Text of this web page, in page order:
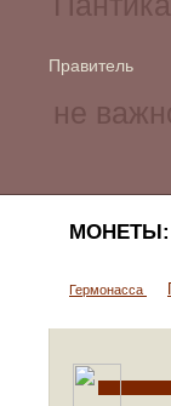
Правитель
МОНЕТЫ:
Гермонасса